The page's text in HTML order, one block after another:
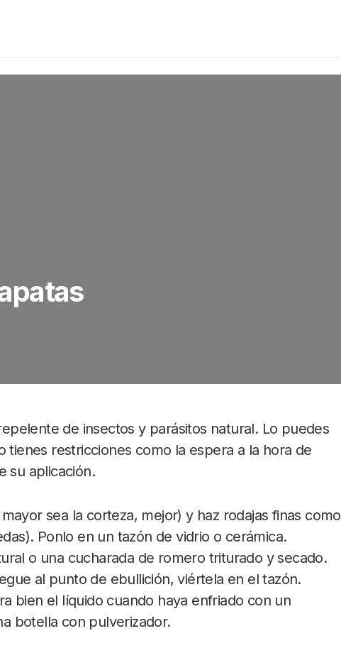
de insectos y parásitos natural. Lo puedes
tienes restricciones como la espera a la hora de
su aplicación.
sea la corteza, mejor) y haz rodajas finas como
Ponlo en un tazón de vidrio o cerámica.
o una cucharada de romero triturado y secado.
al punto de ebullición, viértela en el tazón.
bien el líquido cuando haya enfriado con un
botella con pulverizador.